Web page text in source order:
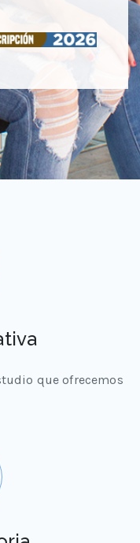
que ofrecemos